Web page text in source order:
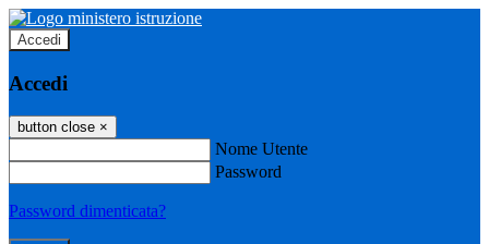
Accedi
Accedi
button close ×
Nome Utente
Password
Password dimenticata?